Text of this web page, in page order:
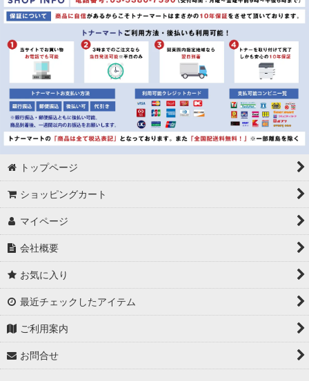
トップページ
ショッピングカート
マイページ
会社概要
お気に入り
最近チェックしたアイテム
ご利用案内
お問合せ